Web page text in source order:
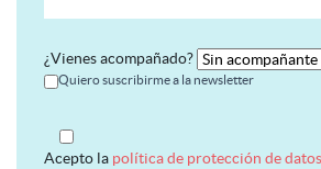
¿Vienes acompañado?
Quiero suscribirme a la newsletter
Acepto la política de protección de